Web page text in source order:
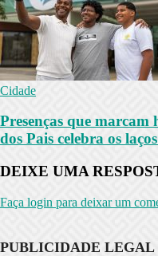
Cidade
Presenças que
dos Pais celebra os
DEIXE UMA
Faça login para deixar um
PUBLICIDADE LEGAL